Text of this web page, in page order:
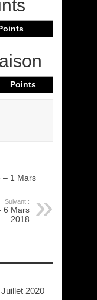
Points
– 1 Mars
Suivant :
6 Mars
2018
2020